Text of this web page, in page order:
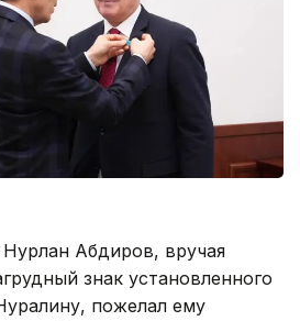
Абдиров, вручая
знак установленного
пожелал ему